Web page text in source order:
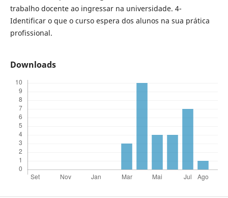
trabalho docente ao ingressar na universidade. 4-
Identificar o que o curso espera dos alunos na sua prática
profissional.
Downloads